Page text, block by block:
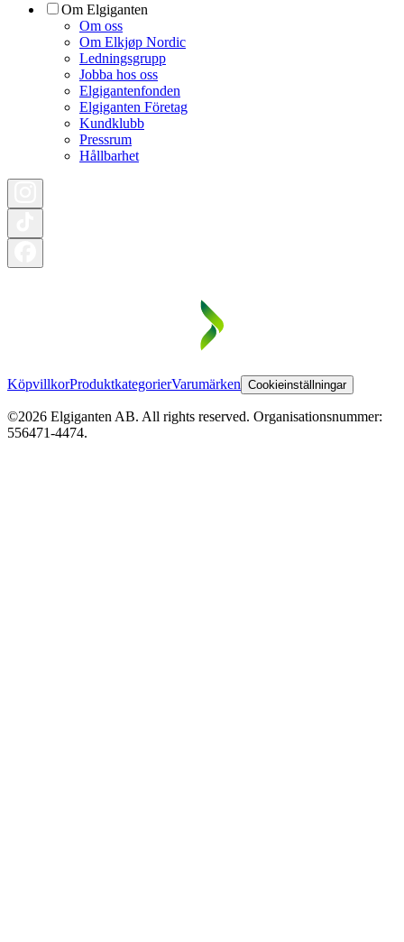
Om Elgiganten
Om oss
Om Elkjøp Nordic
Ledningsgrupp
Jobba hos oss
Elgigantenfonden
Elgiganten Företag
Kundklubb
Pressrum
Hållbarhet
KöpvillkorProduktkategorierVarumärken Cookieinställningar
©2026 Elgiganten AB. All rights reserved. Organisationsnummer:
556471-4474.